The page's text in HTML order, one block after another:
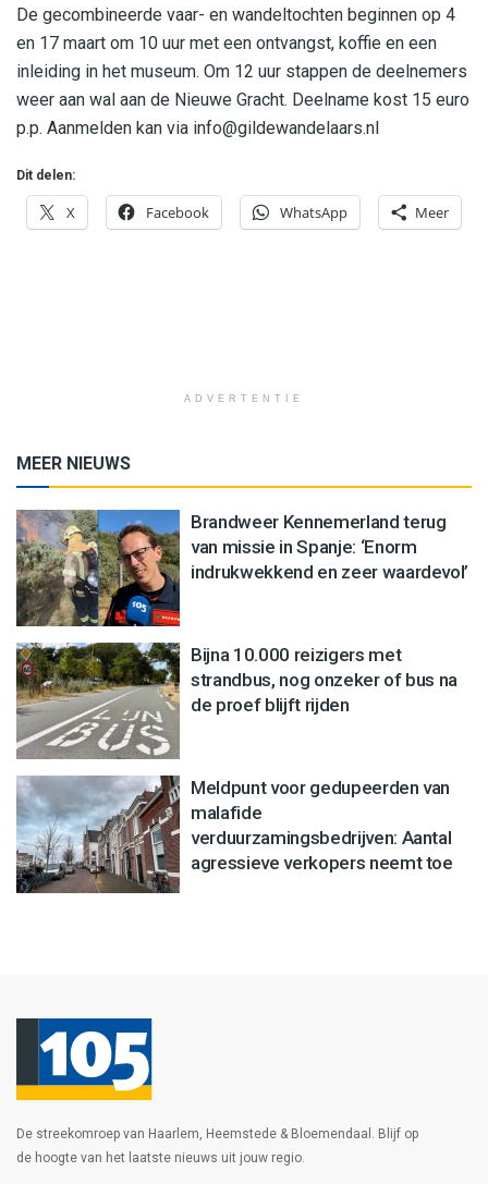
De gecombineerde vaar- en wandeltochten beginnen op 4
en 17 maart om 10 uur met een ontvangst, koffie en een
inleiding in het museum. Om 12 uur stappen de deelnemers
weer aan wal aan de Nieuwe Gracht. Deelname kost 15 euro
p.p. Aanmelden kan via info@gildewandelaars.nl
Dit delen:
X Facebook WhatsApp Meer
ADVERTENTIE
MEER NIEUWS
Brandweer Kennemerland terug
van missie in Spanje: ‘Enorm
indrukwekkend en zeer waardevol’
Bijna 10.000 reizigers met
strandbus, nog onzeker of bus na
de proef blijft rijden
Meldpunt voor gedupeerden van
malafide
verduurzamingsbedrijven: Aantal
agressieve verkopers neemt toe
De streekomroep van Haarlem, Heemstede & Bloemendaal. Blijf op
de hoogte van het laatste nieuws uit jouw regio.